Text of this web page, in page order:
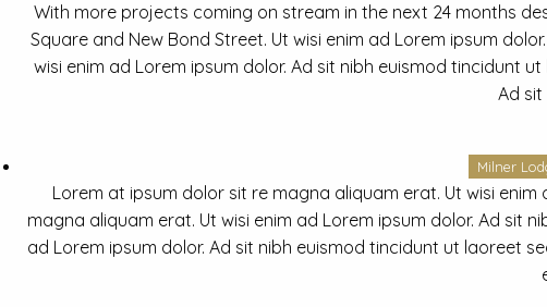
With more projects coming on stream in the next 24 months
Square and New Bond Street. Ut wisi enim ad Lorem ipsum
wisi enim ad Lorem ipsum dolor. Ad sit nibh euismod tincidunt
Ad
Milner
Lorem at ipsum dolor sit re magna aliquam erat. Ut wisi
magna aliquam erat. Ut wisi enim ad Lorem ipsum dolor. Ad sit
ad Lorem ipsum dolor. Ad sit nibh euismod tincidunt ut laoreet